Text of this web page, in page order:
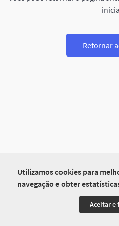
Utilizamos cookies para
navegação e obter
Aceitar e
Retornar